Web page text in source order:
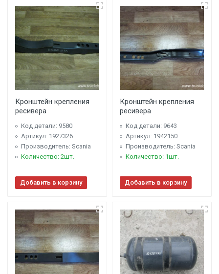
Кронштейн крепления
ресивера
Код детали: 9580
Артикул: 1927326
Производитель: Scania
Количество: 2шт.
Добавить в корзину
Кронштейн крепления
ресивера
Код детали: 9643
Артикул: 1942150
Производитель: Scania
Количество: 1шт.
Добавить в корзину